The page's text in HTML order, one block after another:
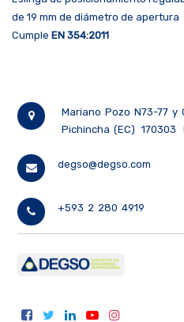
de 19 mm de diámetro de apertura
Cumple EN 354:2011
Mariano Pozo N73-77 y
Pichincha (EC)
170303
degso@degso.com
+593 2 280 4919